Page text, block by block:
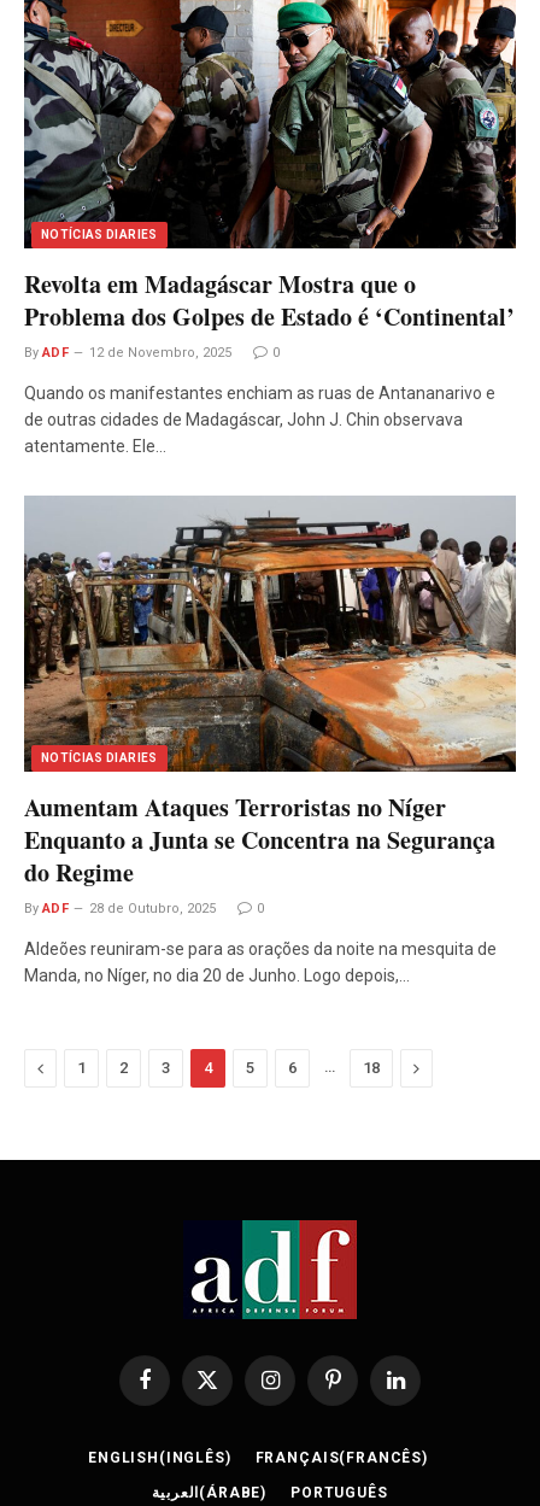
NOTÍCIAS DIARIES
Revolta em Madagáscar Mostra que o
Problema dos Golpes de Estado é ‘Continental’
By ADF 12 de Novembro, 2025 0
Quando os manifestantes enchiam as ruas de Antananarivo e
de outras cidades de Madagáscar, John J. Chin observava
atentamente. Ele…
NOTÍCIAS DIARIES
Aumentam Ataques Terroristas no Níger
Enquanto a Junta se Concentra na Segurança
do Regime
By ADF 28 de Outubro, 2025 0
Aldeões reuniram-se para as orações da noite na mesquita de
Manda, no Níger, no dia 20 de Junho. Logo depois,…
Previous
1 2 3 4 5 6 … 18 Next
Facebook
X
InstagramPinterestLinkedIn
ENGLISH ( INGLÊS) FRANÇAIS( FRANCÊS)
العربية (ÁRABE) PORTUGUÊS